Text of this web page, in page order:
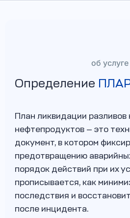
об услуге
Определение
План ликвидации разливов
нефтепродуктов — это
документ, в котором
предотвращению
порядок действий при их
прописывается, как
последствия и
после инцидента.